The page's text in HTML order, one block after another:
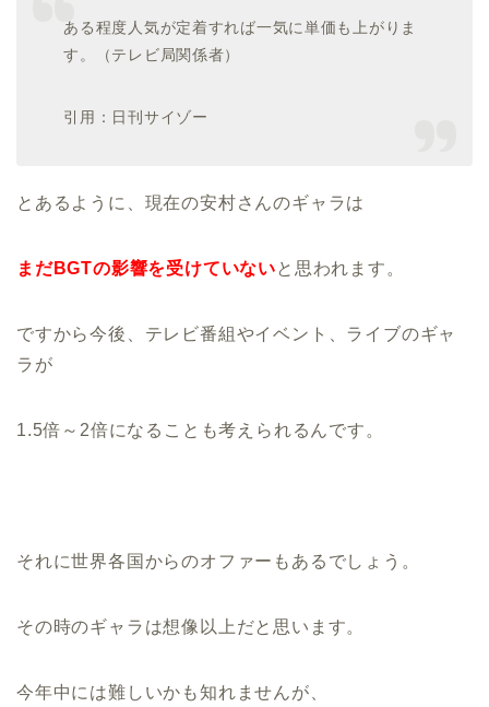
ある程度人気が定着すれば一気に単価も上がりま
す。（テレビ局関係者）
引用：日刊サイゾー
とあるように、現在の安村さんのギャラは
まだBGTの影響を受けていないと思われます。
ですから今後、テレビ番組やイベント、ライブのギャ
ラが
1.5倍～2倍になることも考えられるんです。
それに世界各国からのオファーもあるでしょう。
その時のギャラは想像以上だと思います。
今年中には難しいかも知れませんが、